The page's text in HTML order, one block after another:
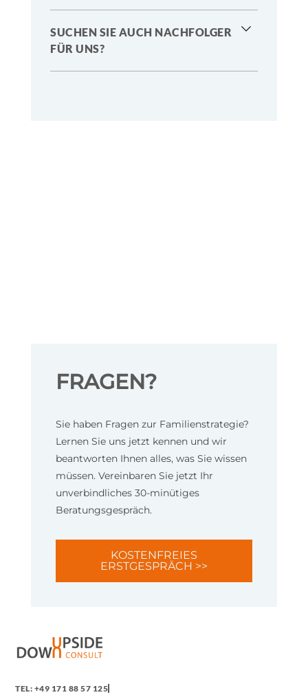
SUCHEN SIE AUCH NACHFOLGER
FÜR UNS?
FRAGEN?
Sie haben Fragen zur Familienstrategie?
Lernen Sie uns jetzt kennen und wir
beantworten Ihnen alles, was Sie wissen
müssen. Vereinbaren Sie jetzt Ihr
unverbindliches 30-minütiges
Beratungsgespräch.
KOSTENFREIES
ERSTGESPRÄCH >>
TEL: +49 171 88 57 125